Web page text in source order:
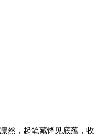
然，起笔藏锋见底蕴，收